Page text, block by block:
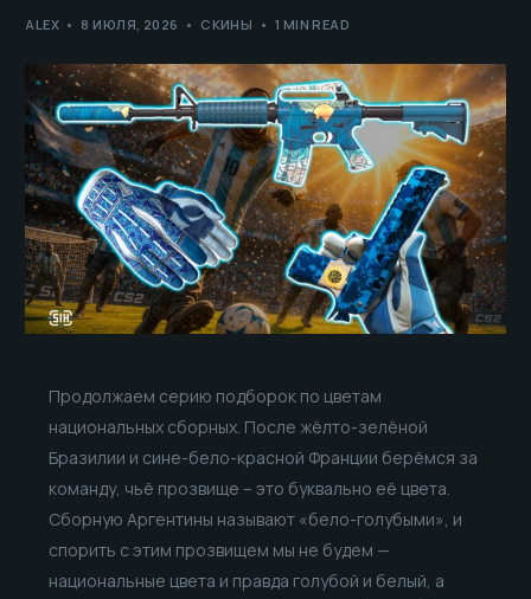
ALEX 8 ИЮЛЯ, 2026 СКИНЫ 1 MIN READ
Продолжаем серию подборок по цветам
национальных сборных. После жёлто-зелёной
Бразилии и сине-бело-красной Франции берёмся за
команду, чьё прозвище – это буквально её цвета.
Сборную Аргентины называют «бело-голубыми», и
спорить с этим прозвищем мы не будем —
национальные цвета и правда голубой и белый, а